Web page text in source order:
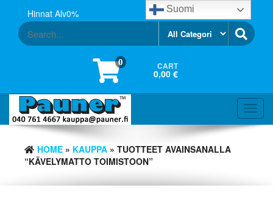
content
Hinnat Alv0%
0 CART
0,00 €
HOME » KAUPPA » TUOTTEET AVAINSANALLA
“KÄVELYMATTO TOIMISTOON”
Suomi